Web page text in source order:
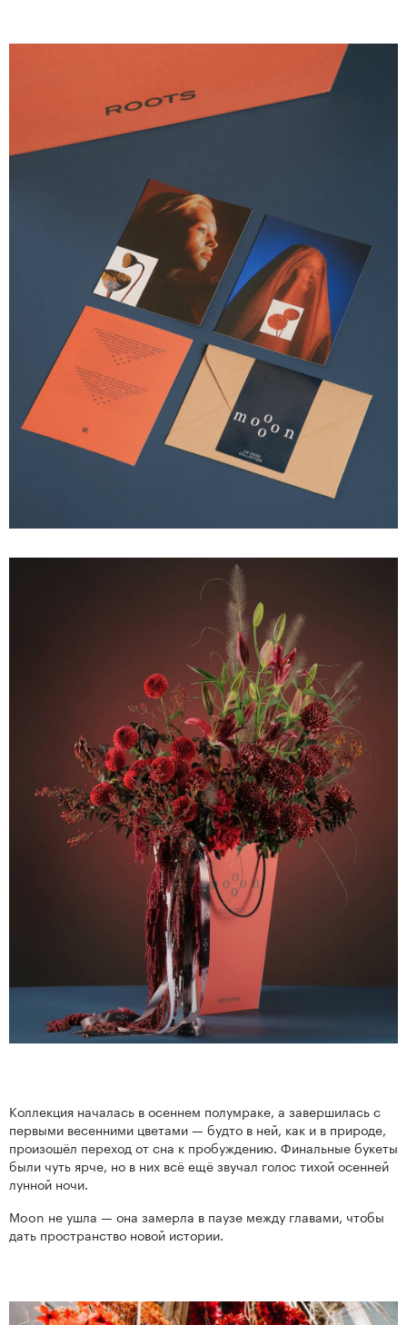
Коллекция началась в осеннем полумраке, а завершилась с
первыми весенними цветами — будто в ней, как и в природе,
произошёл переход от сна к пробуждению. Финальные букеты
были чуть ярче, но в них всё ещё звучал голос тихой осенней
лунной ночи.
Moon не ушла — она замерла в паузе между главами, чтобы
дать пространство новой истории.